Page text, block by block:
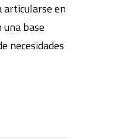
articularse en
base
necesidades